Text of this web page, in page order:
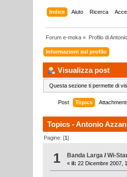
Indice Aiuto Ricerca
Forum e-moka » Profilo di
Informazioni sul profilo
Visualizza post
Questa sezione ti permette di
Post Topics
Topics - Antonio
Pagine: [1]
1 Banda Larga /Wi-
«il: 22 Dicembre 2007,